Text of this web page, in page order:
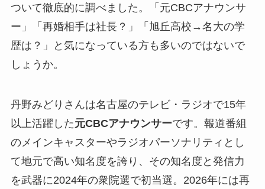
ついて徹底的に調べました。「元CBCアナウンサ
ー」「再婚相手は社長？」「旭丘高校→名大の学
歴は？」と気になっている方も多いのではないで
しょうか。
丹野みどりさんは名古屋のテレビ・ラジオで15年
以上活躍した元CBCアナウンサーです。報道番組
のメインキャスターやラジオパーソナリティとし
て地元で高い知名度を誇り、その知名度と発信力
を武器に2024年の衆院選で初当選。2026年には再